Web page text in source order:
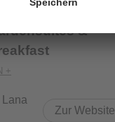
Tiefenbrunn -
&
+
Lana
Zur Website